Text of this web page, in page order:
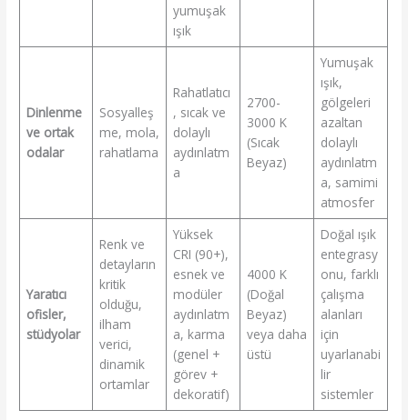
yumuşak
ışık
Dinlenme
ve ortak
odalar
Sosyalleş
me, mola,
rahatlama
Rahatlatıcı
, sıcak ve
dolaylı
aydınlatm
a
2700-
3000 K
(Sıcak
Beyaz)
Yumuşak
ışık,
gölgeleri
azaltan
dolaylı
aydınlatm
a, samimi
atmosfer
Yaratıcı
ofisler,
stüdyolar
Renk ve
detayların
kritik
olduğu,
ilham
verici,
dinamik
ortamlar
Yüksek
CRI (90+),
esnek ve
modüler
aydınlatm
a, karma
(genel +
görev +
dekoratif)
4000 K
(Doğal
Beyaz)
veya daha
üstü
Doğal ışık
entegrasy
onu, farklı
çalışma
alanları
için
uyarlanabi
lir
sistemler